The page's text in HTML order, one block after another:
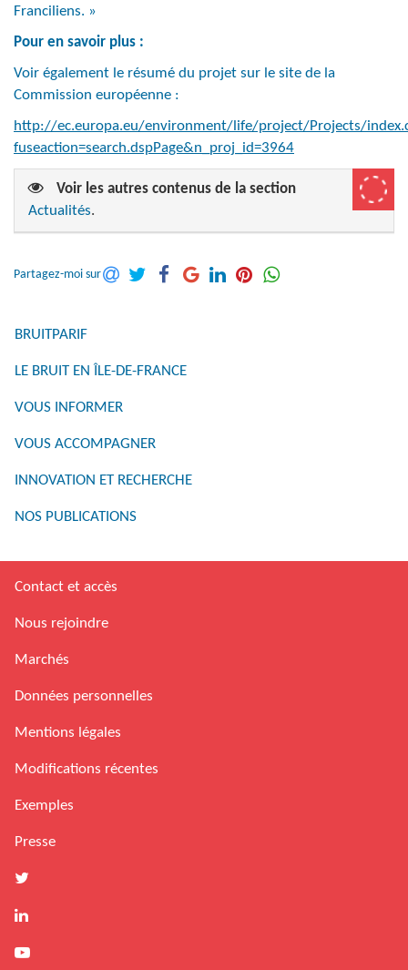
Franciliens. »
Pour en savoir plus :
Voir également le résumé du projet sur le site de la
Commission européenne :
http://ec.europa.eu/environment/life/project/Projects/
fuseaction=search.dspPage&n_proj_id=3964
Voir les autres contenus de la section
Actualités.
Partagez-moi sur
BRUITPARIF
LE BRUIT EN ÎLE-DE-FRANCE
VOUS INFORMER
VOUS ACCOMPAGNER
INNOVATION ET RECHERCHE
NOS PUBLICATIONS
Contact et accès
Nous rejoindre
Marchés
Données personnelles
Mentions légales
Modifications récentes
Exemples
Presse